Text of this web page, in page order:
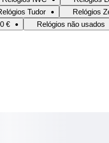
Tudor Relógios
€ Relógios não usados